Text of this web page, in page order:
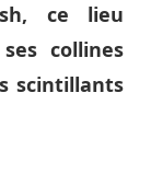
ce lieu
collines
scintillants